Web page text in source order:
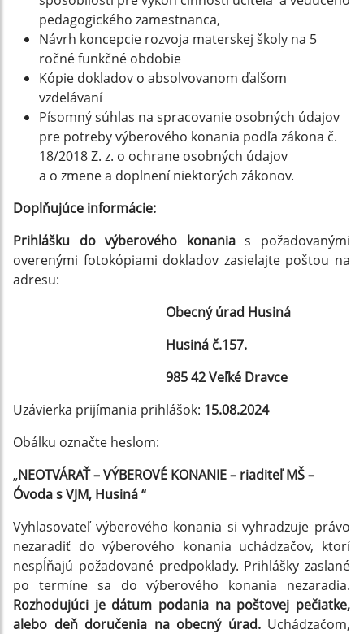
pedagogického zamestnanca,
Návrh koncepcie rozvoja materskej školy na 5
ročné funkčné obdobie
Kópie dokladov o absolvovanom ďalšom
vzdelávaní
Písomný súhlas na spracovanie osobných údajov
pre potreby výberového konania podľa zákona č.
18/2018 Z. z. o ochrane osobných údajov
a o zmene a doplnení niektorých zákonov.
Doplňujúce informácie:
Prihlášku do výberového konanias
požadovanými
overenými fotokópiami dokladov zasielajte poštou na
adresu:
Obecný úrad Husiná
Husiná č.157.
985 42 Veľké Dravce
Uzávierka prijímania prihlášok: 15.08.2024
Obálku označte heslom:
„NEOTVÁRAŤ – VÝBEROVÉ KONANIE – riaditeľ MŠ –
Óvoda s VJM, Husiná “
Vyhlasovateľ výberového konania si vyhradzuje právo
nezaradiť do výberového konania uchádzačov, ktorí
nespĺňajú požadované predpoklady. Prihlášky zaslané
po termíne sa do výberového konania nezaradia.
Rozhodujúci je dátum podania na poštovej pečiatke,
alebo deň doručenia na obecný úrad. Uchádzačom,